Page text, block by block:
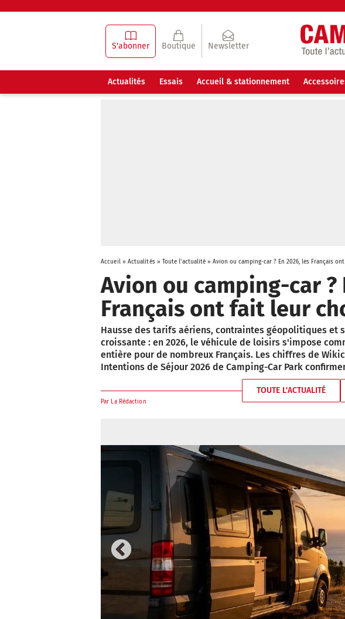
S'abonner Boutique Newsletter
Actualités Essais Accueil & stationnement
Accueil» Actualités» Toute l'actualité »Avion ou camping-car ? En 2026, les Français
Avion ou camping-car ?
Français ont fait leur
Hausse des tarifs aériens, contraintes géopolitiques et
croissante : en 2026, le véhicule de loisirs s'impose
entière pour de nombreux Français. Les chiffres de
Intentions de Séjour 2026 de Camping-Car Park
TOUTE L'ACTUALITÉ
Par La Rédaction
Previous